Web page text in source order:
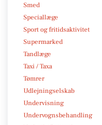
Smed
Speciallæge
Sport og fritidsaktivitet
Supermarked
Tandlæge
Taxi / Taxa
Tømrer
Udlejningselskab
Undervisning
Undervognsbehandling